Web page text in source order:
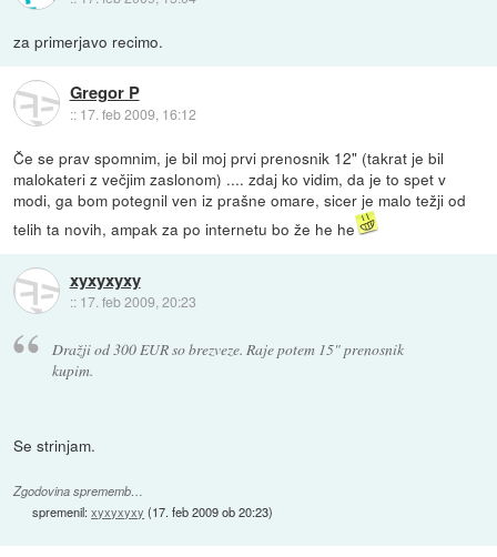
za primerjavo recimo.
Gregor P
:: 17. feb 2009, 16:12
Če se prav spomnim, je bil moj prvi prenosnik 12" (takrat je bil
malokateri z večjim zaslonom) .... zdaj ko vidim, da je to spet v
modi, ga bom potegnil ven iz prašne omare, sicer je malo težji od
telih ta novih, ampak za po internetu bo že he he
xyxyxyxy
:: 17. feb 2009, 20:23
Dražji od 300 EUR so brezveze. Raje potem 15" prenosnik
kupim.
Se strinjam.
Zgodovina sprememb…
spremenil:xyxyxyxy (17. feb 2009 ob 20:23)